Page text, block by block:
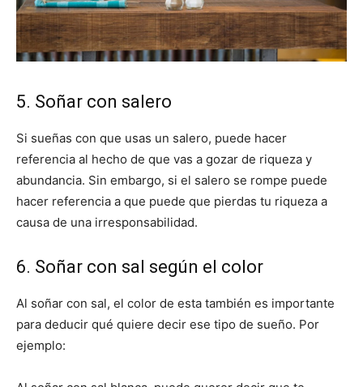
5. Soñar con salero
Si sueñas con que usas un salero, puede hacer
referencia al hecho de que vas a gozar de riqueza y
abundancia. Sin embargo, si el salero se rompe puede
hacer referencia a que puede que pierdas tu riqueza a
causa de una irresponsabilidad.
6. Soñar con sal según el color
Al soñar con sal, el color de esta también es importante
para deducir qué quiere decir ese tipo de sueño. Por
ejemplo: